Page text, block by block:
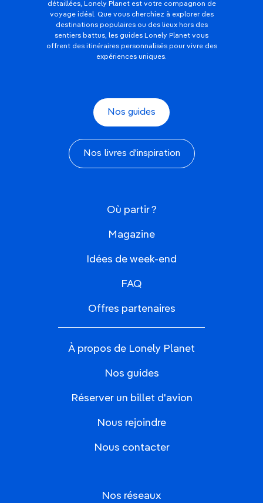
détaillées, Lonely Planet est votre compagnon de
voyage idéal. Que vous cherchiez à explorer des
destinations populaires ou des lieux hors des
sentiers battus, les guides Lonely Planet vous
offrent des itinéraires personnalisés pour vivre des
expériences uniques.
Nos guides
Nos livres d'inspiration
Où partir ?
Magazine
Idées de week-end
FAQ
Offres partenaires
À propos de Lonely Planet
Nos guides
Réserver un billet d'avion
Nous rejoindre
Nous contacter
Nos réseaux